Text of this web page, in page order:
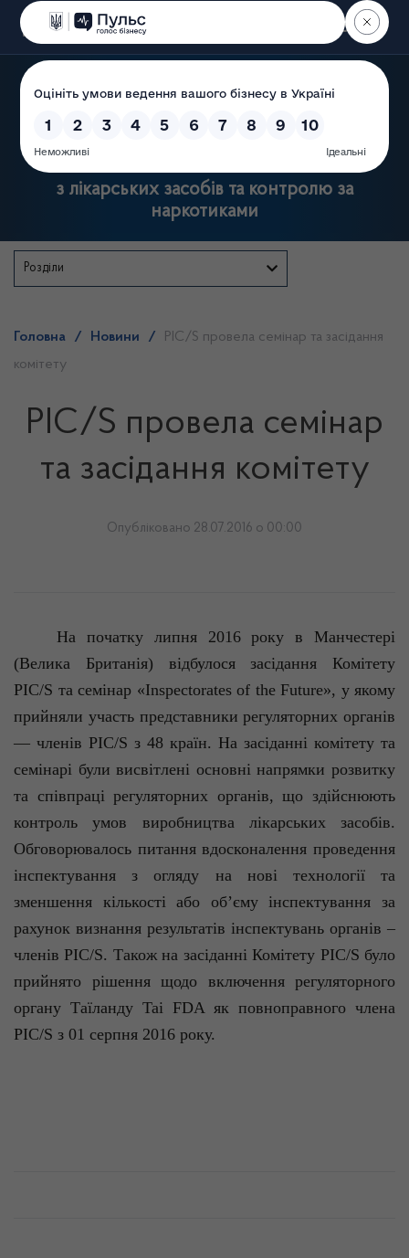
Пошук
Державна служба України
з лікарських засобів та контролю за
наркотиками
Розділи
Головна / Новини /
РIC/S провела семінар та засідання
комітету
РIC/S провела семінар
та засідання комітету
Опубліковано 28.07.2016 о 00:00
На початку липня 2016 року в Манчестері
(Велика Британія) відбулося засідання Комітету
РIC/S та семінар «Inspectorates of the Future», у якому
прийняли участь представники регуляторних органів
— членів РIC/S з 48 країн. На засіданні комітету та
семінарі були висвітлені основні напрямки розвитку
та співпраці регуляторних органів, що здійснюють
контроль умов виробництва лікарських засобів.
Обговорювалось питання вдосконалення проведення
інспектування з огляду на нові технології та
зменшення кількості або об’єму інспектування за
рахунок визнання результатів інспектувань органів –
членів РIC/S. Також на засіданні Комітету РIC/S було
прийнято рішення щодо включення регуляторного
органу Таїланду Tai FDA як повноправного члена
РIC/S з 01 серпня 2016 року.